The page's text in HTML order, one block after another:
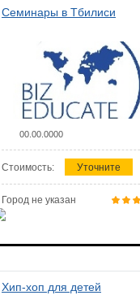
Семинары в Тбилиси
00.00.0000
Стоимость: Уточните
Город не указан
Хип-хоп для детей